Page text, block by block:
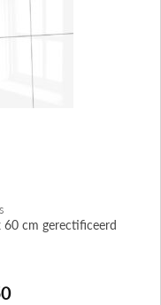
60 cm gerectificeerd